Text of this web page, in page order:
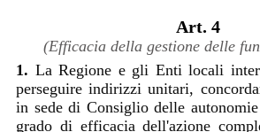
Art. 4
(Efficacia della gestione delle
1. La Regione e gli Enti locali
perseguire indirizzi unitari,
in sede di Consiglio delle
grado di efficacia dell'azione